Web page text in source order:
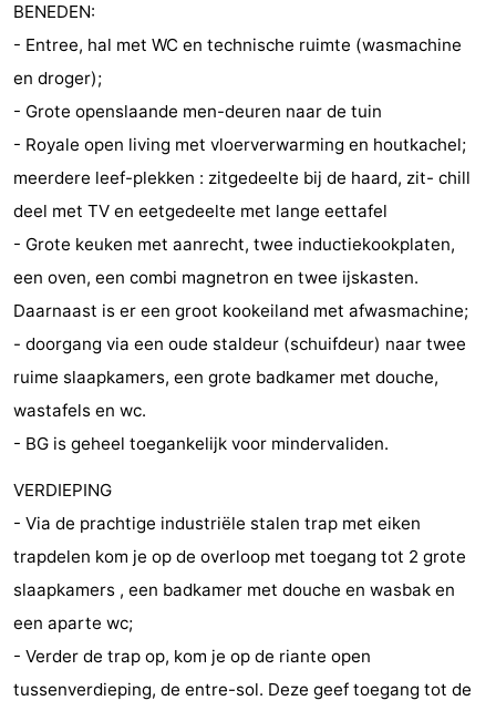
du
Randonnée
-
Manèges
-
de
Peche
-
de
Boire
manger
Pratiques
Forum
Route
-
Stationnement
Adresses
BENEDEN:
- Entree, hal met WC en technische ruimte (wasmachine
en droger);
- Grote openslaande men-deuren naar de tuin
- Royale open living met vloerverwarming en houtkachel;
meerdere leef-plekken : zitgedeelte bij de haard, zit- chill
deel met TV en eetgedeelte met lange eettafel
- Grote keuken met aanrecht, twee inductiekookplaten,
een oven, een combi magnetron en twee ijskasten.
Daarnaast is er een groot kookeiland met afwasmachine;
- doorgang via een oude staldeur (schuifdeur) naar twee
ruime slaapkamers, een grote badkamer met douche,
wastafels en wc.
- BG is geheel toegankelijk voor mindervaliden.
VERDIEPING
- Via de prachtige industriële stalen trap met eiken
trapdelen kom je op de overloop met toegang tot 2 grote
slaapkamers , een badkamer met douche en wasbak en
een aparte wc;
- Verder de trap op, kom je op de riante open
tussenverdieping, de entre-sol. Deze geef toegang tot de